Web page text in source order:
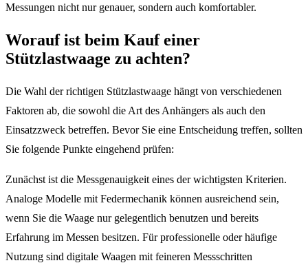
Messungen nicht nur genauer, sondern auch komfortabler.
Worauf ist beim Kauf einer
Stützlastwaage zu achten?
Die Wahl der richtigen Stützlastwaage hängt von verschiedenen
Faktoren ab, die sowohl die Art des Anhängers als auch den
Einsatzzweck betreffen. Bevor Sie eine Entscheidung treffen, sollten
Sie folgende Punkte eingehend prüfen:
Zunächst ist die Messgenauigkeit eines der wichtigsten Kriterien.
Analoge Modelle mit Federmechanik können ausreichend sein,
wenn Sie die Waage nur gelegentlich benutzen und bereits
Erfahrung im Messen besitzen. Für professionelle oder häufige
Nutzung sind digitale Waagen mit feineren Messschritten